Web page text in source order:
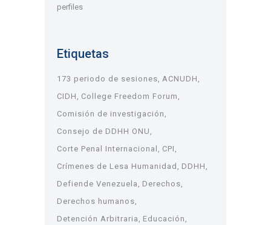
perfiles
Etiquetas
173 periodo de sesiones ACNUDH
CIDH
College Freedom Forum
Comisión de investigación
Consejo de DDHH ONU
Corte Penal Internacional
CPI
Crímenes de Lesa Humanidad
DDHH
Defiende Venezuela
Derechos
Derechos humanos
Detención Arbitraria
Educación